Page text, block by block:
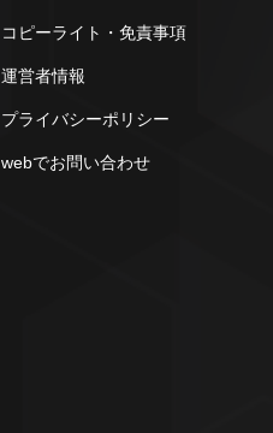
コピーライト・免責事項
運営者情報
プライバシーポリシー
webでお問い合わせ